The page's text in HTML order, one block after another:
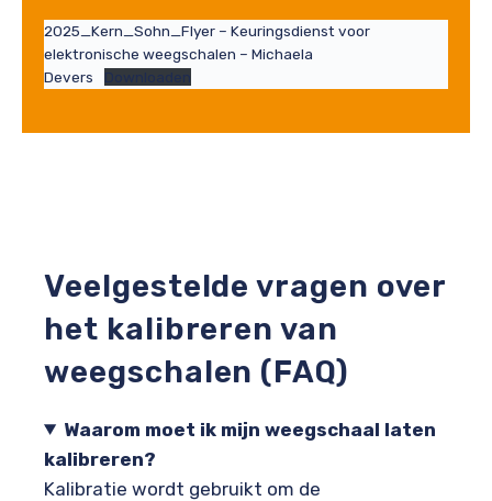
2025_Kern_Sohn_Flyer – Keuringsdienst voor
elektronische weegschalen – Michaela
Devers
Veelgestelde vragen over
het kalibreren van
weegschalen (FAQ)
Waarom moet ik mijn weegschaal laten
kalibreren?
Kalibratie wordt gebruikt om de